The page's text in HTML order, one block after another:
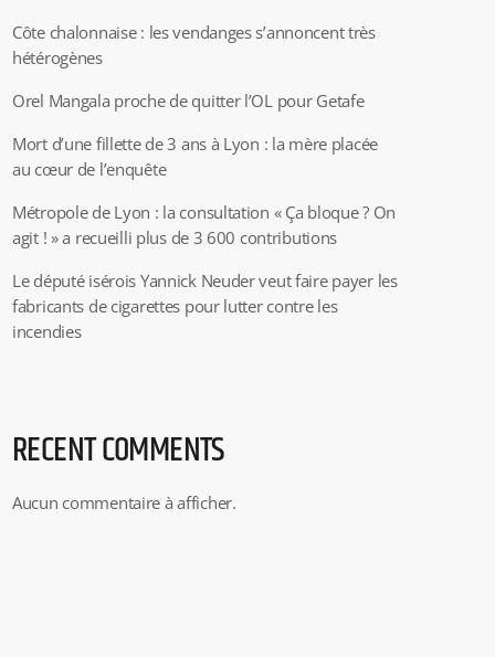
Côte chalonnaise : les vendanges s’annoncent très
hétérogènes
Orel Mangala proche de quitter l’OL pour Getafe
Mort d’une fillette de 3 ans à Lyon : la mère placée
au cœur de l’enquête
Métropole de Lyon : la consultation « Ça bloque ? On
agit ! » a recueilli plus de 3 600 contributions
Le député isérois Yannick Neuder veut faire payer les
fabricants de cigarettes pour lutter contre les
incendies
RECENT COMMENTS
Aucun commentaire à afficher.